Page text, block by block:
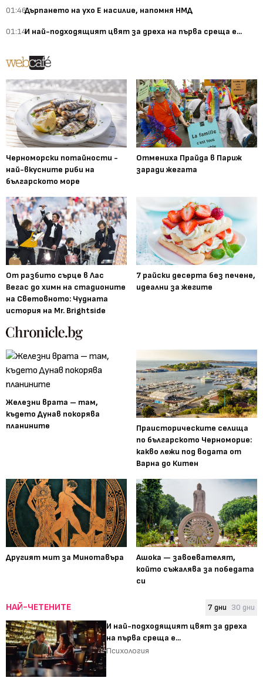
01:46Дърпането на ухо Е насилие, напомня НМД
01:14И най-подходящият цвят за дреха на първа среща е...
Черноморски потайности -
най-вкусните риби на
българското море
Отмениха Прайда в Париж
заради жегата
От разбито сърце в Лас
Вегас до химн на стадионите
на Световното: Чудната
история на Mr. Brightside
7 райски десерта без печене,
идеални за жегите
Железни врата – там,
където Дунав покорява
планините
Праисторическите селища
по българското Черноморие:
какво лежи под водата от
Варна до Китен
Другият мит за Минотавъра
Ашока — завоевателят,
който съжалява за победата
си
НАЙ-ЧЕТЕНИТЕ 7 дни 30 дни
И най-подходящият цвят за дреха
на първа среща е...
Психология